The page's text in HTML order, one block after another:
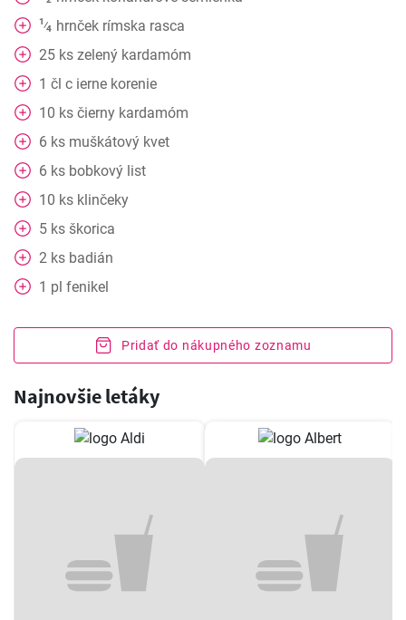
1⁄4 hrnček rímska rasca
25 ks zelený kardamóm
1 čl c ierne korenie
10 ks čierny kardamóm
6 ks muškátový kvet
6 ks bobkový list
10 ks klinčeky
5 ks škorica
2 ks badián
1 pl fenikel
Pridať do nákupného zoznamu
Najnovšie letáky